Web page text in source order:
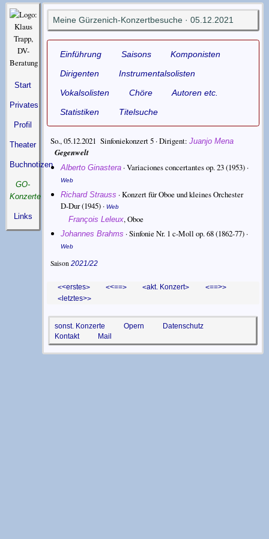
Start
Privates
Profil
Theater
Buchnotizen
GO-
Konzerte
Links
Meine Gürzenich-Konzertbesuche · 05.12.2021
Einführung Saisons
Komponisten
Dirigenten
Instrumentalsolisten
Vokalsolisten
Chöre
Autoren etc.
Statistiken
Titelsuche
So., 05.12.2021 Sinfoniekonzert 5 ·Dirigent Juanjo Mena
Gegenwelt
Alberto Ginastera ·Variaciones concertantes op. 23(1953) ·
Web
Richard Strauss ·Konzert für Oboe und kleines Orchester
D-Dur(1945) ·Web
François Leleux,Oboe
Johannes Brahms ·Sinfonie Nr. 1 c-Moll op. 68(1862-77) ·
Web
Saison 2021/22
<erstes <== akt. Konzert
==>
letztes>
sonst. Konzerte Opern
Datenschutz
Kontakt
Mail